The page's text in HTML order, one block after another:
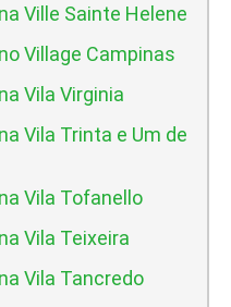
Ville Sainte Helene
Village Campinas
Vila Virginia
Vila Trinta e Um de
Vila Tofanello
Vila Teixeira
Vila Tancredo